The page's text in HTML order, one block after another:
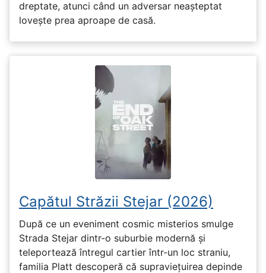
dreptate, atunci când un adversar neașteptat
lovește prea aproape de casă.
Capătul Străzii Stejar (2026)
După ce un eveniment cosmic misterios smulge
Strada Stejar dintr-o suburbie modernă și
teleportează întregul cartier într-un loc straniu,
familia Platt descoperă că supraviețuirea depinde